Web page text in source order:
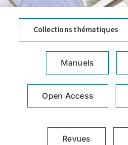
Collections thématiques
Manuels
Open Access
Revues